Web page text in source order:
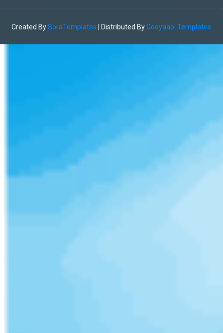
Created BySoraTemplates | Distributed ByGooyaabi Templates